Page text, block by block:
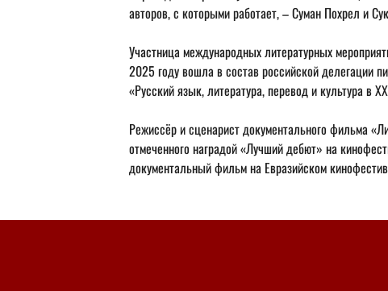
авторов, с которыми работает, – Суман Похрел и
Участница международных литературных
2025 году вошла в состав российской делегации
«Русский язык, литература, перевод и культура в
Режиссёр и сценарист документального фильма
отмеченного наградой «Лучший дебют» на
документальный фильм на Евразийском